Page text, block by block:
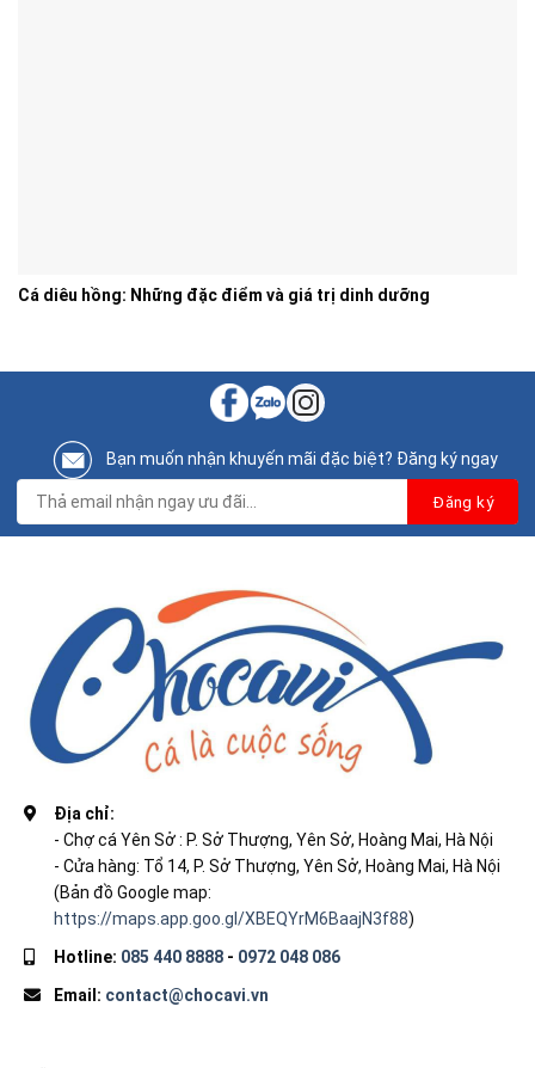
Cá diêu hồng: Những đặc điểm và giá trị dinh dưỡng
Bạn muốn nhận khuyến mãi đặc biệt? Đăng ký ngay
Địa chỉ:
- Chợ cá Yên Sở : P. Sở Thượng, Yên Sở, Hoàng Mai, Hà Nội
- Cửa hàng: Tổ 14, P. Sở Thượng, Yên Sở, Hoàng Mai, Hà Nội
(Bản đồ Google map:
https://maps.app.goo.gl/XBEQYrM6BaajN3f88)
Hotline: 085 440 8888 - 0972 048 086
Email: contact@chocavi.vn